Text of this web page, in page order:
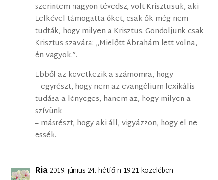
szerintem nagyon tévedsz, volt Krisztusuk, aki
Lelkével támogatta őket, csak ők még nem
tudták, hogy milyen a Krisztus. Gondoljunk csak
Krisztus szavára: „Mielőtt Ábrahám lett volna,
én vagyok.”.
Ebből az következik a számomra, hogy
– egyrészt, hogy nem az evangélium lexikális
tudása a lényeges, hanem az, hogy milyen a
szívünk
– másrészt, hogy aki áll, vigyázzon, hogy el ne
essék.
Ria2019. június 24. hétfő-n 19:21 közelében